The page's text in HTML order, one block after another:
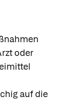
oder
auf die